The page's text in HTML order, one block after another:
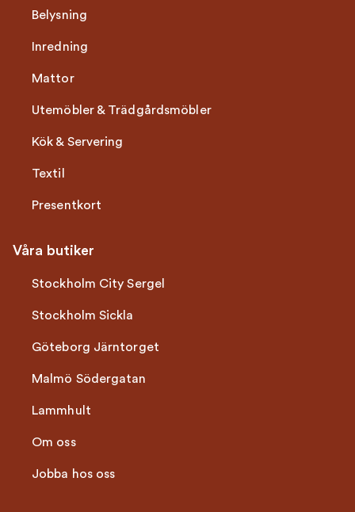
Belysning
Inredning
Mattor
Utemöbler & Trädgårdsmöbler
Kök & Servering
Textil
Presentkort
Våra butiker
Stockholm City Sergel
Stockholm Sickla
Göteborg Järntorget
Malmö Södergatan
Lammhult
Om oss
Jobba hos oss